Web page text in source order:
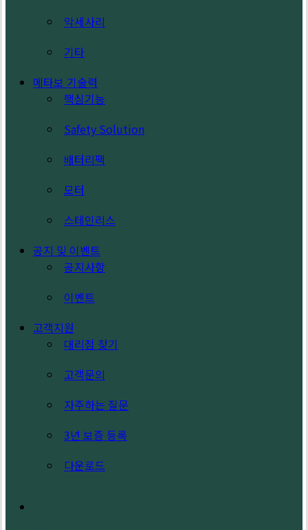
악세사리
기타
메타보 기술력
핵심기능
Safety Solution
배터리팩
모터
스테인리스
공지 및 이벤트
공지사항
이벤트
고객지원
대리점 찾기
고객문의
자주하는 질문
3년 보증 등록
다운로드